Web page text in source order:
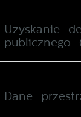
Uzyskanie
publicznego
Dane